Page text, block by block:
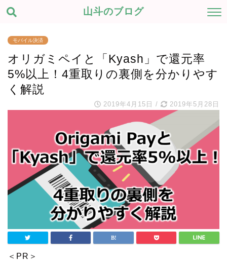
山斗のブログ
モバイル決済
オリガミペイと「Kyash」で還元率
5%以上！4重取りの裏側を分かりやす
く解説
2019年4月15日 / 2019年5月28日
＜PR＞